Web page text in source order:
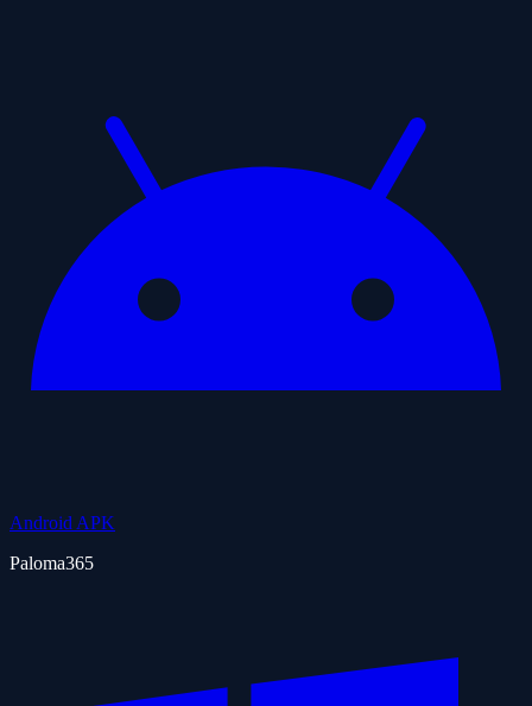
Android APK
Paloma365